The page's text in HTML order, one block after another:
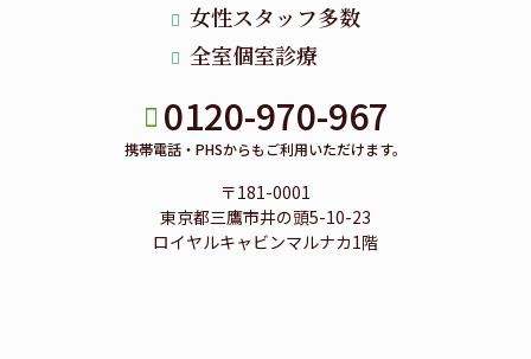
女性スタッフ多数
全室個室診療
0120-970-967
携帯電話・PHSからもご利用いただけます。
〒181-0001
東京都三鷹市井の頭5-10-23
ロイヤルキャビンマルナカ1階